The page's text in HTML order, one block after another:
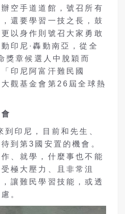
空手道道館，號召所有
還要學習一技之長，鼓
以身作則號召大家勇敢
印尼·轟動南亞，從全
獎章候選人中脫穎而
印尼阿富汗難民國
觀基金會第26屆全球熱
到印尼，目前和先生、
到第3國安置的機會。
、就學，什麼事也不能
極大壓力、且非常沮
讓難民學習技能，或透
。